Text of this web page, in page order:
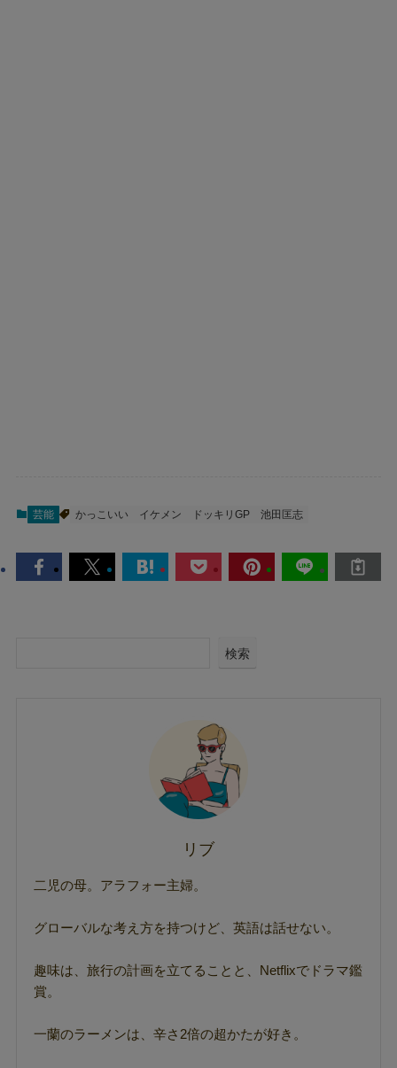
芸能 かっこいい イケメン ドッキリGP 池田匡志
検索
リブ
二児の母。アラフォー主婦。
グローバルな考え方を持つけど、英語は話せない。
趣味は、旅行の計画を立てることと、Netflixでドラマ鑑
賞。
一蘭のラーメンは、辛さ2倍の超かたが好き。